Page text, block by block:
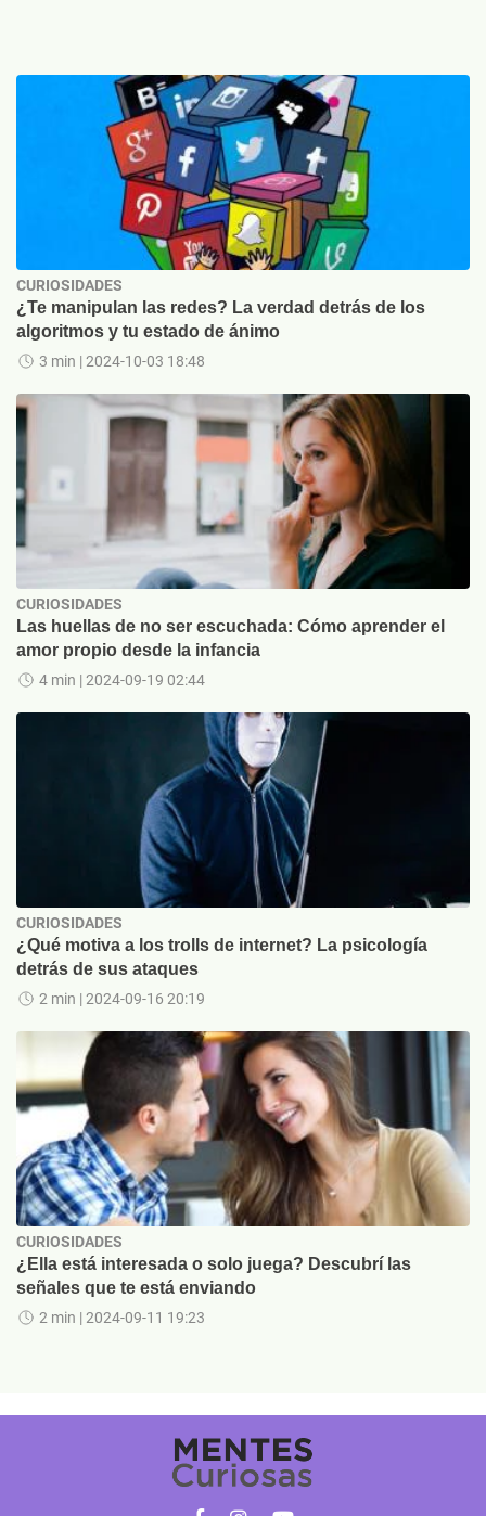
CURIOSIDADES
¿Te manipulan las redes? La verdad detrás de los
algoritmos y tu estado de ánimo
3 min | 2024-10-03 18:48
CURIOSIDADES
Las huellas de no ser escuchada: Cómo aprender el
amor propio desde la infancia
4 min | 2024-09-19 02:44
CURIOSIDADES
¿Qué motiva a los trolls de internet? La psicología
detrás de sus ataques
2 min | 2024-09-16 20:19
CURIOSIDADES
¿Ella está interesada o solo juega? Descubrí las
señales que te está enviando
2 min | 2024-09-11 19:23